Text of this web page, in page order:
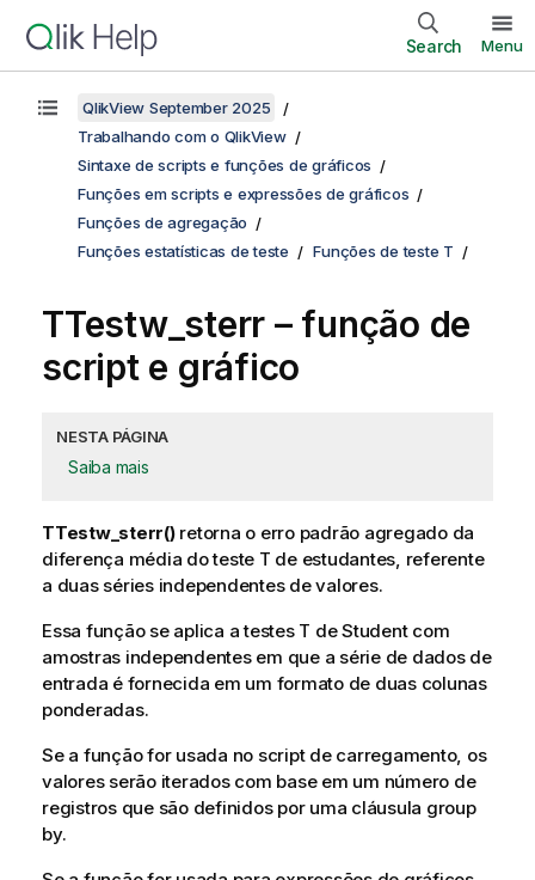
Search Menu
QlikView September 2025
Trabalhando com o QlikView
Sintaxe de scripts e funções de gráficos
Funções em scripts e expressões de gráficos
Funções de agregação
Funções estatísticas de teste
Funções de teste T
TTestw_sterr – função de
script e gráfico
NESTA PÁGINA
Saiba mais
TTestw_sterr()retorna o erro padrão agregado da
diferença média do teste T de estudantes, referente
a duas séries independentes de valores.
Essa função se aplica a testes T de Student com
amostras independentes em que a série de dados de
entrada é fornecida em um formato de duas colunas
ponderadas.
Se a função for usada no script de carregamento, os
valores serão iterados com base em um número de
registros que são definidos por uma cláusula group
by.